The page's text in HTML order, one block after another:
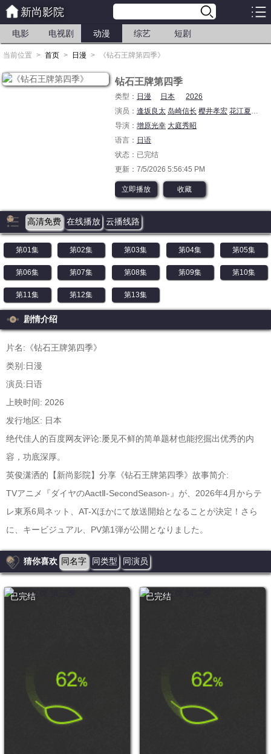
新尚影院
电影 电视剧 动漫 综艺 短剧
当前位置 > 首页 > 日漫 > 《钻石王牌第四季》
钻石王牌第四季
类型： 日漫 日本
2026
演员：逢坂良太 岛崎信长 樱井孝宏 花江夏树
导演：增原光幸 大庭秀昭
语言： 日语
状态：已完结
更新：7/5/2026 5:56:45 PM
立即播放 收藏
高清免费 在线播放 云播线路
第01集 第02集 第03集 第04集 第05集
第06集 第07集 第08集 第09集 第10集
第11集 第12集 第13集
剧情介绍
片名:《钻石王牌第四季》
类别:日漫
演员:日语
上映时间: 2026
发行地区: 日本
绝代佳人的百度网友评论:屡见不鲜的简单题材也能挖掘出优秀的内
容，功底深厚。
英俊潇洒的【新尚影院】分享《钻石王牌第四季》故事简介:
TVアニメ『ダイヤのAactⅡ-SecondSeason-』が、2026年4月からテ
レ東系6局ネット、AT-Xほかにて放送開始となることが決定！さら
に、キービジュアル、PV第1弾が公開となりました。
猜你喜欢 同名字 同类型 同演员
已完结 已完结